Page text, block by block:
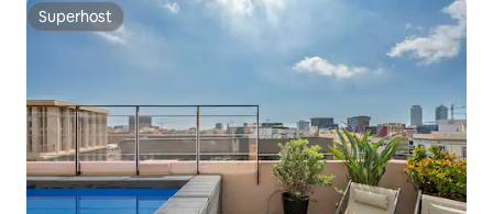
Superhost
Superhost